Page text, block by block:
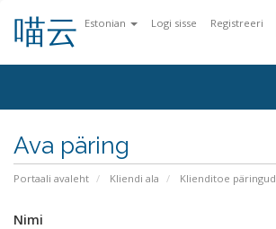
Estonian Logi sisse Registreeri
喵云
Ava päring
Portaali avaleht Kliendi ala Klienditoe päringud
Nimi